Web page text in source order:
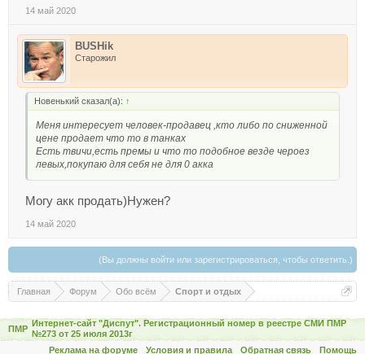
14 май 2020
BUSHik
Старожил
Новенький сказал(а): ↑
Меня интересует человек-продавец ,кто либо по сниженной
цене продает что то в танках
Есть твичи,есть премы и что то подобное везде чероез
левых,покупаю для себя не для 0 акка
Могу акк продать)Нужен?
14 май 2020
(Вы должны войти или зарегистрироваться, чтобы ответить.)
Главная Форум Обо всём Спорт и отдых
ПМР
Интернет-сайт "Диспут". Регистрационный номер в реестре СМИ ПМР
№273 от 25 июля 2013г
Реклама на форуме
Условия и правила Обратная связь Помощь